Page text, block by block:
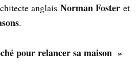
anglais Norman Foster et
.
pour relancer sa maison »